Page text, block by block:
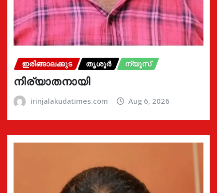
ഇരിങ്ങാലക്കുട തൃശൂർ ന്യൂസ്
നിര്യാതനായി
irinjalakudatimes.com Aug 6, 2026